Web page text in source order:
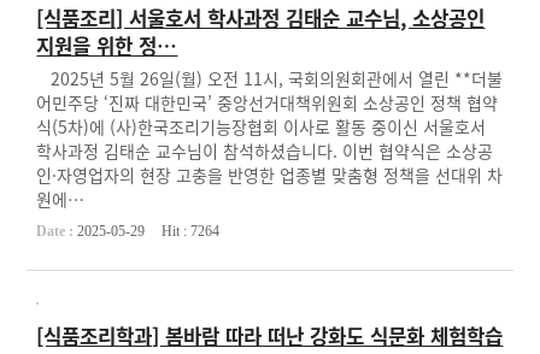
[식품조리] 서울호서 학사과정 김태순 교수님, 소상공인
지원을 위한 정…
2025년 5월 26일(월) 오전 11시, 국회의원회관에서 열린 **더불
어민주당 ‘진짜 대한민국’ 중앙선거대책위원회 소상공인 정책 협약
식(5차)에 (사)한국조리기능장협회 이사로 활동 중이신 서울호서
학사과정 김태순 교수님이 참석하셨습니다. 이번 협약식은 소상공
인·자영업자의 현장 고충을 반영한 업종별 맞춤형 정책을 선대위 차
원에…
Date : 2025-05-29 Hit : 7264
[식품조리학과] 봄바람 따라 떠난 강화도 식문화 체험학습